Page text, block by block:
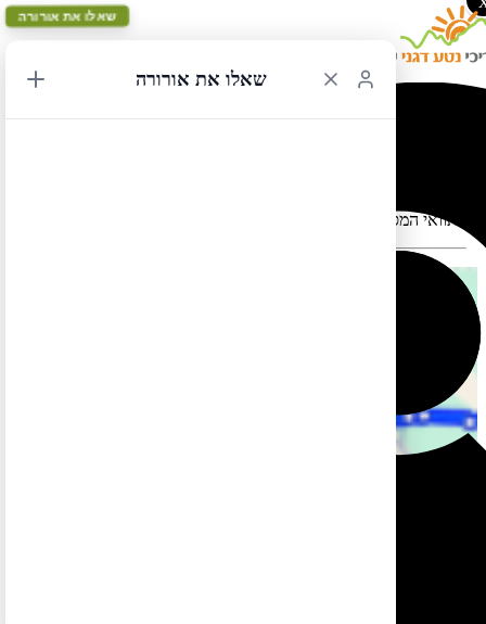
תוואי המסלול במפה עלול להתעוות כאשר יש במקום כבישים סגורים
שאלו את אורורה
שאלו את אורורה